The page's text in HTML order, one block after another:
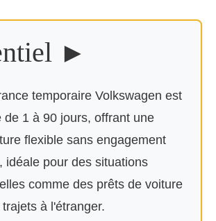
►
temporaire Volkswagen est
de 1 à 90 jours, offrant une
flexible sans engagement
idéale pour des situations
comme des prêts de voiture
à l'étranger.